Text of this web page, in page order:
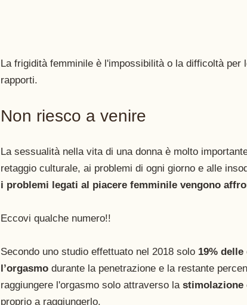
La frigidità femminile è l'impossibilità o la difficoltà per
rapporti.
Non riesco a venire
La sessualità nella vita di una donna è molto
retaggio culturale, ai problemi di ogni giorno e alle
i problemi legati al piacere femminile vengono
Eccovi qualche numero!!
Secondo uno studio effettuato nel 2018 solo 19%
l’orgasmo durante la penetrazione e la restante
raggiungere l'orgasmo solo attraverso la stimolazione
proprio a raggiungerlo.